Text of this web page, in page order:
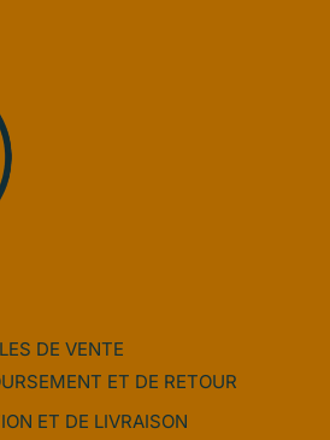
DE VENTE
ET DE RETOUR
ET DE LIVRAISON